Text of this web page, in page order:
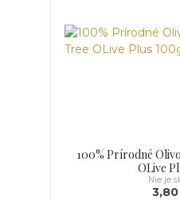
100% Prírodné
OLive
Nie je